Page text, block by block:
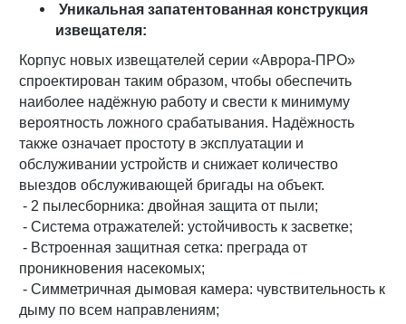
Уникальная запатентованная конструкция
извещателя:
Корпус новых извещателей серии «Аврора-ПРО»
спроектирован таким образом, чтобы обеспечить
наиболее надёжную работу и свести к минимуму
вероятность ложного срабатывания. Надёжность
также означает простоту в эксплуатации и
обслуживании устройств и снижает количество
выездов обслуживающей бригады на объект.
- 2 пылесборника: двойная защита от пыли;
- Система отражателей: устойчивость к засветке;
- Встроенная защитная сетка: преграда от
проникновения насекомых;
- Симметричная дымовая камера: чувствительность к
дыму по всем направлениям;